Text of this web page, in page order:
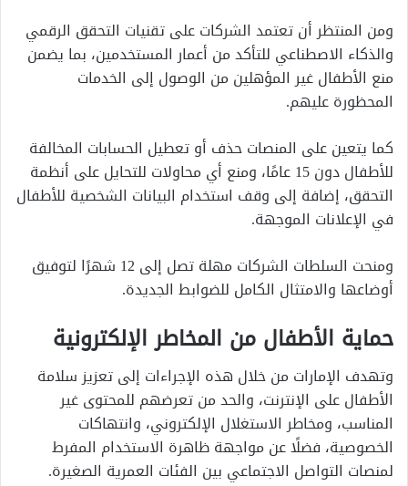
ومن المنتظر أن تعتمد الشركات على تقنيات التحقق الرقمي
والذكاء الاصطناعي للتأكد من أعمار المستخدمين، بما يضمن
منع الأطفال غير المؤهلين من الوصول إلى الخدمات
المحظورة عليهم.
كما يتعين على المنصات حذف أو تعطيل الحسابات المخالفة
للأطفال دون 15 عامًا، ومنع أي محاولات للتحايل على أنظمة
التحقق، إضافة إلى وقف استخدام البيانات الشخصية للأطفال
في الإعلانات الموجهة.
ومنحت السلطات الشركات مهلة تصل إلى 12 شهرًا لتوفيق
أوضاعها والامتثال الكامل للضوابط الجديدة.
حماية الأطفال من المخاطر الإلكترونية
وتهدف الإمارات من خلال هذه الإجراءات إلى تعزيز سلامة
الأطفال على الإنترنت، والحد من تعرضهم للمحتوى غير
المناسب، ومخاطر الاستغلال الإلكتروني، وانتهاكات
الخصوصية، فضلًا عن مواجهة ظاهرة الاستخدام المفرط
لمنصات التواصل الاجتماعي بين الفئات العمرية الصغيرة.